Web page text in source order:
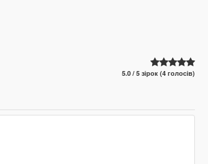
5.0 / 5 зірок (4 голосів)